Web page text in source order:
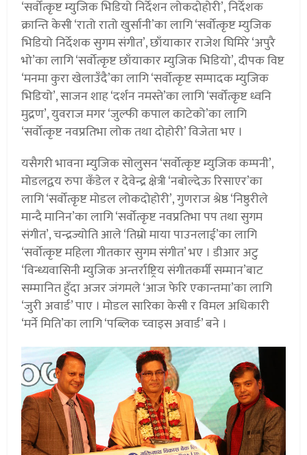
‘सर्वोत्कृष्ट म्युजिक भिडियो निर्देशन लोकदोहोरी’, निर्देशक
क्रान्ति केसी ‘रातो रातो खुर्सानी’का लागि ‘सर्वोत्कृष्ट म्युजिक
भिडियो निर्देशक सुगम संगीत’, छाँयाकार राजेश घिमिरे ‘अपुरै
भो’का लागि ‘सर्वोत्कृष्ट छाँयाकार म्युजिक भिडियो’, दीपक विष्ट
‘मनमा कुरा खेलाउँदै’का लागि ‘सर्वोत्कृष्ट सम्पादक म्युजिक
भिडियो’, साजन शाह ‘दर्शन नमस्ते’का लागि ‘सर्वोत्कृष्ट ध्वनि
मुद्रण’, युवराज मगर ‘जुल्फी कपाल काटेको’का लागि
‘सर्वोत्कृष्ट नवप्रतिभा लोक तथा दोहोरी’ विजेता भए ।
यसैगरी भावना म्युजिक सोलुसन ‘सर्वोत्कृष्ट म्युजिक कम्पनी’,
मोडलद्वय रुपा कँडेल र देवेन्द्र क्षेत्री ‘नबोल्देऊ रिसाएर’का
लागि ‘सर्वोत्कृष्ट मोडल लोकदोहोरी’, गुणराज श्रेष्ठ ‘निष्ठुरीले
मान्दै मानिन’का लागि ‘सर्वोत्कृष्ट नवप्रतिभा पप तथा सुगम
संगीत’, चन्द्रज्योति आले ‘तिम्रो माया पाउनलाई’का लागि
‘सर्वोत्कृष्ट महिला गीतकार सुगम संगीत’ भए । डीआर अटु
‘विन्ध्यवासिनी म्युजिक अन्तर्राष्ट्रिय संगीतकर्मी सम्मान’बाट
सम्मानित हुँदा अजर जंगमले ‘आज फेरि एकान्तमा’का लागि
‘जुरी अवार्ड’ पाए । मोडल सारिका केसी र विमल अधिकारी
‘मर्ने मिति’का लागि ‘पब्लिक च्वाइस अवार्ड’ बने ।